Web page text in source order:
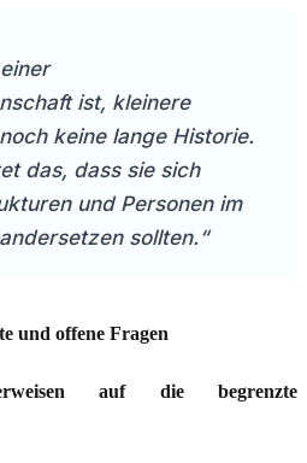
ist, kleinere
keine lange Historie.
das, dass sie sich
und Personen im
sollten.“
und offene Fragen
auf die begrenzte